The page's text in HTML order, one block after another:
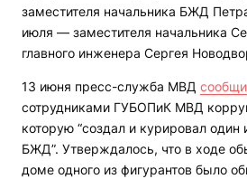
заместителя начальника БЖД
июля — заместителя начальника
главного инженера Сергея
13 июня пресс-служба МВД
сотрудниками ГУБОПиК МВД
которую “создал и курировал один
БЖД”. Утверждалось, что в ходе
доме одного из фигурантов было